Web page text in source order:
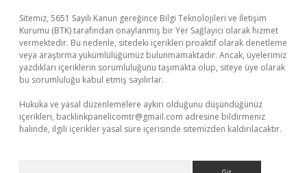
Sitemiz, 5651 Sayılı Kanun gereğince Bilgi Teknolojileri ve İletişim
Kurumu (BTK) tarafından onaylanmış bir Yer Sağlayıcı olarak hizmet
vermektedir. Bu nedenle, sitedeki içerikleri proaktif olarak denetleme
veya araştırma yükümlülüğümüz bulunmamaktadır. Ancak, üyelerimiz
yazdıkları içeriklerin sorumluluğunu taşımakta olup, siteye üye olarak
bu sorumluluğu kabul etmiş sayılırlar.
Hukuka ve yasal düzenlemelere aykırı olduğunu düşündüğünüz
içerikleri, backlinkpanelicomtr@gmail.com adresine bildirmeniz
halinde, ilgili içerikler yasal süre içerisinde sitemizden kaldırılacaktır.